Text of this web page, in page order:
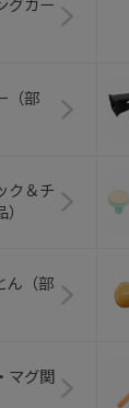
グカー
（部
ク＆チ
ん（部
マグ関